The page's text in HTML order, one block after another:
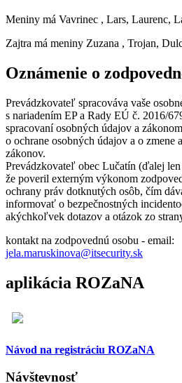
Meniny má Vavrinec , Lars, Laurenc,
Zajtra má meniny Zuzana , Trojan,
Oznámenie o
Prevádzkovateľ spracováva vaše
s nariadením EP a Rady EÚ č. 2016/
spracovaní osobných údajov a
o ochrane osobných údajov a o zmene
zákonov.
Prevádzkovateľ obec Lučatín (ďalej
že poveril externým výkonom
ochrany práv dotknutých osôb, čím
informovať o bezpečnostných
akýchkoľvek dotazov a otázok zo
kontakt na zodpovednú osobu - email:
jela.maruskinova@itsecurity.sk
aplikácia ROZaNA
Návod na registráciu ROZaNA
Návštevnosť